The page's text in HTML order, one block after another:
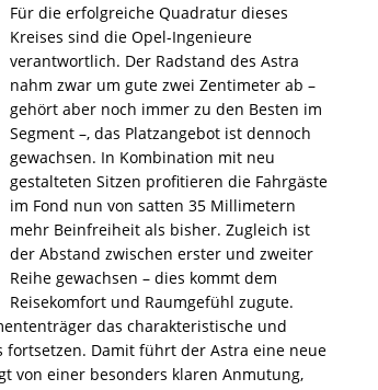
Für die erfolgreiche Quadratur dieses
Kreises sind die Opel-Ingenieure
verantwortlich. Der Radstand des Astra
nahm zwar um gute zwei Zentimeter ab –
gehört aber noch immer zu den Besten im
Segment –, das Platzangebot ist dennoch
gewachsen. In Kombination mit neu
gestalteten Sitzen profitieren die Fahrgäste
im Fond nun von satten 35 Millimetern
mehr Beinfreiheit als bisher. Zugleich ist
der Abstand zwischen erster und zweiter
Reihe gewachsen – dies kommt dem
Reisekomfort und Raumgefühl zugute.
das charakteristische und
Damit führt der Astra eine neue
von einer besonders klaren Anmutung,